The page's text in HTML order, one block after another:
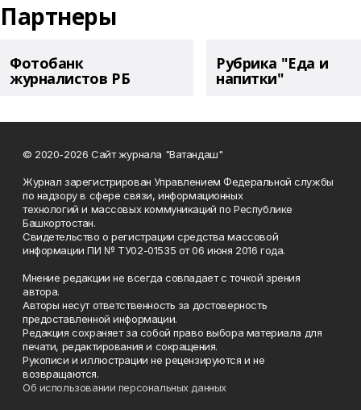
Партнеры
Фотобанк
журналистов РБ
Рубрика "Еда и
напитки"
© 2020-2026 Сайт журнала "Ватандаш"
Журнал зарегистрирован Управлением Федеральной службы
по надзору в сфере связи, информационных
технологий и массовых коммуникаций по Республике
Башкортостан.
Свидетельство о регистрации средства массовой
информации ПИ № ТУ02-01535 от 06 июня 2016 года.
Мнение редакции не всегда совпадает с точкой зрения
автора.
Авторы несут ответственность за достоверность
предоставленной информации.
Редакция сохраняет за собой право выбора материала для
печати, редактирования и сокращения.
Рукописи и иллюстрации не рецензируются и не
возвращаются.
Об использовании персональных данных